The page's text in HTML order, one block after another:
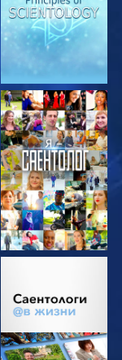
СМОТРЕТЬ
СМОТРЕТЬ